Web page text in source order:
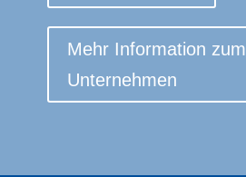
Mehr Information zum
Unternehmen